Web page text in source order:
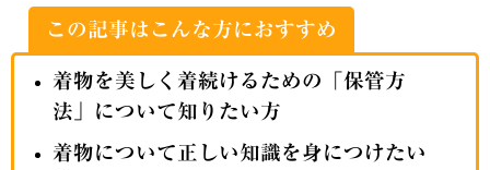
この記事はこんな方におすすめ
着物を美しく着続けるための「保管方
法」について知りたい方
着物について正しい知識を身につけたい